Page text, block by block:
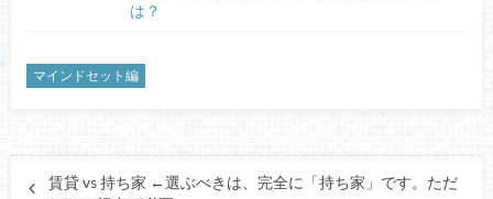
は？
マインドセット編
賃貸 vs 持ち家 ←選ぶべきは、完全に「持ち家」です。ただ